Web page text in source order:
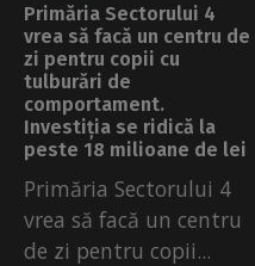
Primăria Sectorului 4
vrea să facă un centru de
zi pentru copii cu
tulburări de
comportament.
Investiția se ridică la
peste 18 milioane de lei
Primăria Sectorului 4
vrea să facă un centru
de zi pentru copii...